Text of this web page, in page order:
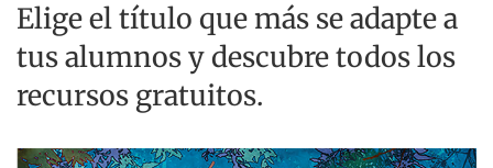
Elige el título que más se adapte a
tus alumnos y descubre todos los
recursos gratuitos.